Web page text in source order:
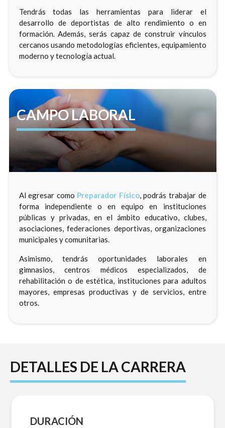
Tendrás todas las herramientas para liderar el
desarrollo de deportistas de alto rendimiento o en
formación. Además, serás capaz de construir vínculos
cercanos usando metodologías eficientes, equipamiento
moderno y tecnología actual.
CAMPO LABORAL
Al egresar como Preparador Físico, podrás trabajar de
forma independiente o en equipo en instituciones
públicas y privadas, en el ámbito educativo, clubes,
asociaciones, federaciones deportivas, organizaciones
municipales y comunitarias.
Asimismo, tendrás oportunidades laborales en
gimnasios, centros médicos especializados, de
rehabilitación o de estética, instituciones para adultos
mayores, empresas productivas y de servicios, entre
otros.
DETALLES DE LA CARRERA
DURACIÓN